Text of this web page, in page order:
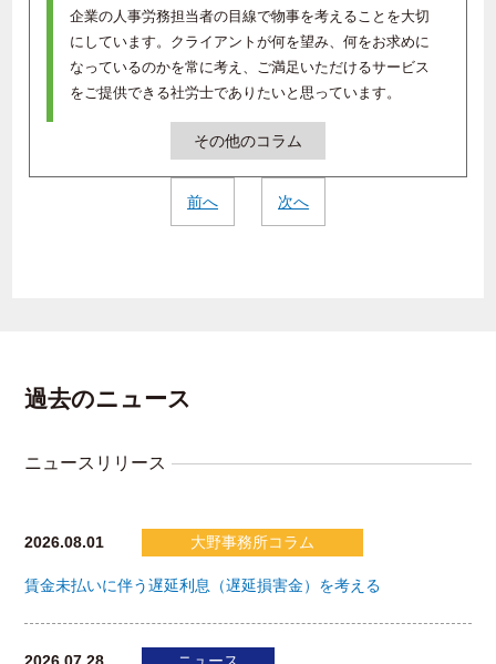
企業の人事労務担当者の目線で物事を考えることを大切
にしています。クライアントが何を望み、何をお求めに
なっているのかを常に考え、ご満足いただけるサービス
をご提供できる社労士でありたいと思っています。
その他のコラム
前へ 次へ
過去のニュース
ニュースリリース
2026.08.01 大野事務所コラム
賃金未払いに伴う遅延利息（遅延損害金）を考える